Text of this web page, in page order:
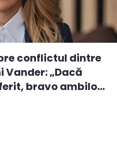
conflictul dintre
Vander: „Dacă
bravo ambilo...